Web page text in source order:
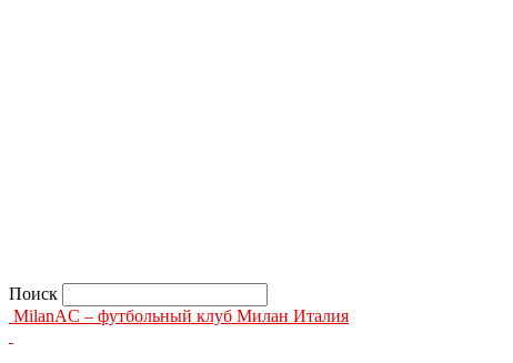
Поиск
MilanAC – футбольный клуб Милан Италия